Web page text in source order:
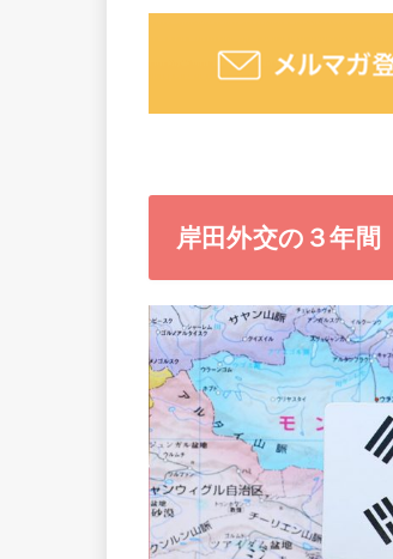
岸田外交の３年間